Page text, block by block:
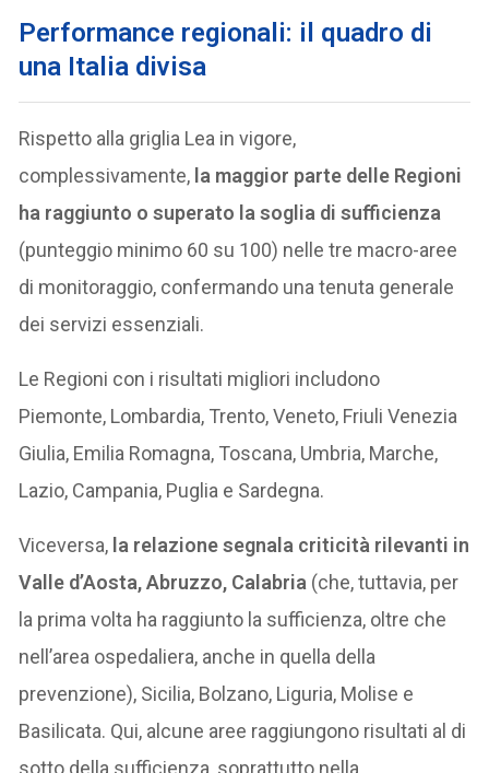
Performance regionali: il quadro di
una Italia divisa
Rispetto alla griglia Lea in vigore,
complessivamente, la maggior parte delle Regioni
ha raggiunto o superato la soglia di sufficienza
(punteggio minimo 60 su 100) nelle tre macro-aree
di monitoraggio, confermando una tenuta generale
dei servizi essenziali.
Le Regioni con i risultati migliori includono
Piemonte, Lombardia, Trento, Veneto, Friuli Venezia
Giulia, Emilia Romagna, Toscana, Umbria, Marche,
Lazio, Campania, Puglia e Sardegna.
Viceversa, la relazione segnala criticità rilevanti in
Valle d’Aosta, Abruzzo, Calabria (che, tuttavia, per
la prima volta ha raggiunto la sufficienza, oltre che
nell’area ospedaliera, anche in quella della
prevenzione), Sicilia, Bolzano, Liguria, Molise e
Basilicata. Qui, alcune aree raggiungono risultati al di
sotto della sufficienza, soprattutto nella